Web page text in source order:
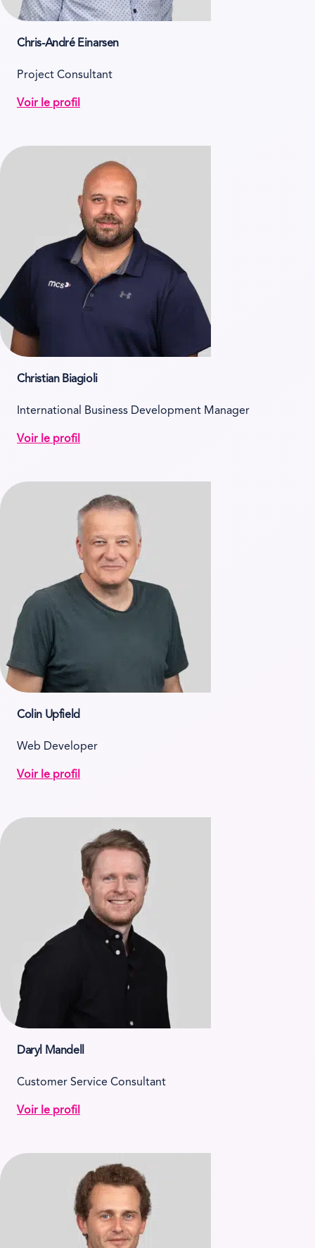
Chris-André Einarsen
Project Consultant
Voir le profil
Christian Biagioli
International Business Development Manager
Voir le profil
Colin Upfield
Web Developer
Voir le profil
Daryl Mandell
Customer Service Consultant
Voir le profil